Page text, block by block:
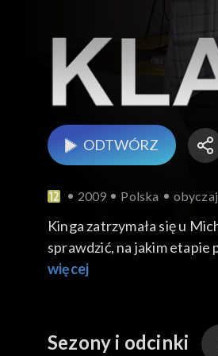
ODTWÓRZ
2009 Polska
Kinga zatrzymała się u
sprawdzić, na jakim etapie przygotowań jest lokal. Rysiek wybiera się dzisiaj do
towarzyszył mu Jacek, bo sam na
więcej
Sezony i odcinki